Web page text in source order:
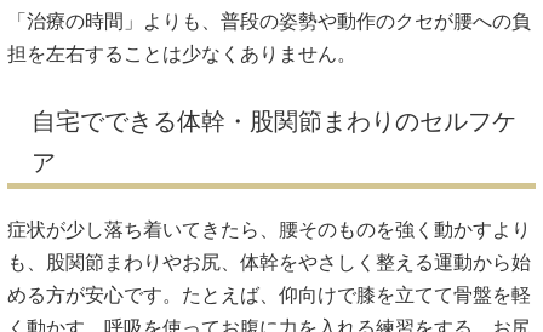
「治療の時間」よりも、普段の姿勢や動作のクセが腰への負
担を左右することは少なくありません。
自宅でできる体幹・股関節まわりのセルフケ
ア
症状が少し落ち着いてきたら、腰そのものを強く動かすより
も、股関節まわりやお尻、体幹をやさしく整える運動から始
める方が安心です。たとえば、仰向けで膝を立てて骨盤を軽
く動かす、呼吸を使ってお腹に力を入れる練習をする、お尻